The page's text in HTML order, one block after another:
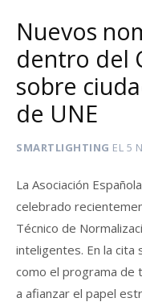
Nuevos
dentro del
sobre
de UNE
SMARTLIGHTING EL 5
La Asociación
celebrado
Técnico de
inteligentes. En la
como el programa de
a afianzar el papel